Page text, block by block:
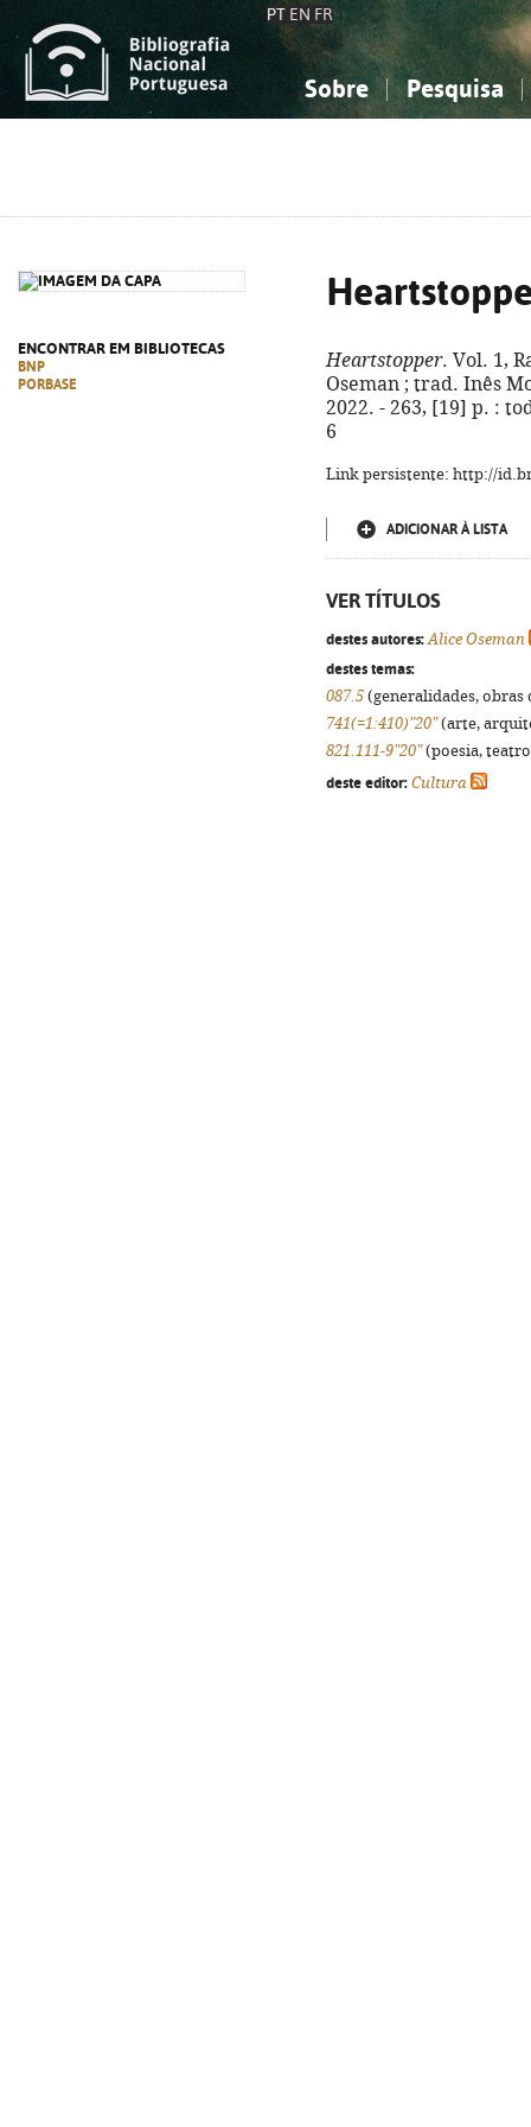
PT EN FR
Sobre Pesquisa
ENCONTRAR EM BIBLIOTECAS
BNP
PORBASE
Heartstopper. Vol. 1,
Oseman ; trad. Inês
2022. - 263, [19] p. :
6
Link persistente: http://
ADICIONAR À LISTA
VER TÍTULOS
destes autores: Alice Oseman
destes temas:
087.5 (generalidades,
741(=1:410)"20"(arte,
821.111-9"20"(poesia,
deste editor: Cultura